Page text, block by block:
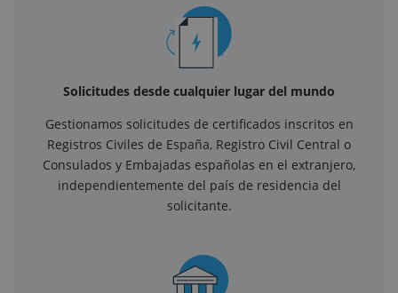
Solicitudes desde cualquier lugar del mundo
Gestionamos solicitudes de certificados inscritos en
Registros Civiles de España, Registro Civil Central o
Consulados y Embajadas españolas en el extranjero,
independientemente del país de residencia del
solicitante.